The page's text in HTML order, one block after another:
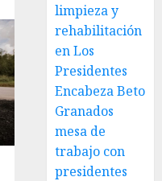
limpieza y
rehabilitación
en Los
Presidentes
Encabeza Beto
Granados
mesa de
trabajo con
presidentes